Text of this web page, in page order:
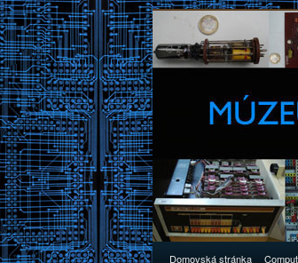
Domovská stránka